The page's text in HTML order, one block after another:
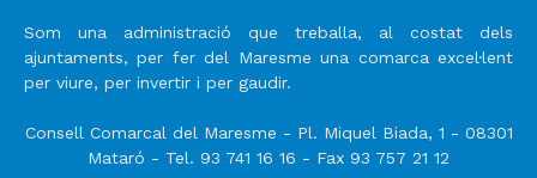
Som una administració que treballa, al costat dels
ajuntaments, per fer del Maresme una comarca excel·lent
per viure, per invertir i per gaudir.
Consell Comarcal del Maresme - Pl. Miquel Biada, 1 - 08301
Mataró - Tel. 93 741 16 16 - Fax 93 757 21 12